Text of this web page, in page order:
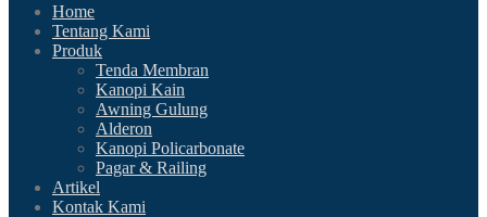
Home
Tentang Kami
Produk
Tenda Membran
Kanopi Kain
Awning Gulung
Alderon
Kanopi Policarbonate
Pagar & Railing
Artikel
Kontak Kami